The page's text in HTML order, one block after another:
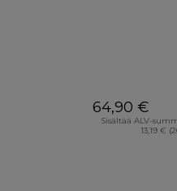
64,90 €
Sisältää ALV-
13,19 €